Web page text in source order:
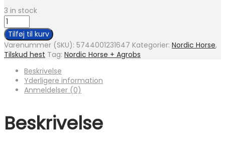
3 in stock
Nordic
Sea
Salt
1,5
kg
antal
Tilføj til kurv
Varenummer (SKU): 5744001231647 Kategorier: Nordic Horse,
Tilskud hest Tag: Nordic Horse + Agrobs
Beskrivelse
Yderligere information
Anmeldelser (0)
Beskrivelse